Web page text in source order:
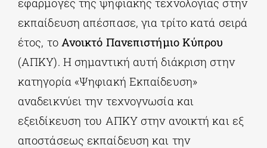
ΕΚΔΗΛΩΣΕΙΣ
εφαρμογές της ψηφιακής τεχνολογίας στην
εκπαίδευση απέσπασε, για τρίτο κατά σειρά
έτος, το Ανοικτό Πανεπιστήμιο Κύπρου
(ΑΠΚΥ). H σημαντική αυτή διάκριση στην
κατηγορία «Ψηφιακή Εκπαίδευση»
αναδεικνύει την τεχνογνωσία και
εξειδίκευση του ΑΠΚΥ στην ανοικτή και εξ
αποστάσεως εκπαίδευση και την